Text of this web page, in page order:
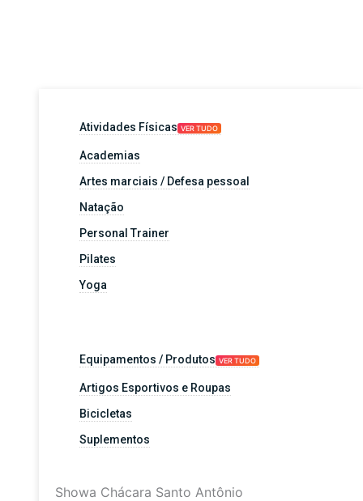
Atividades Físicas VER TUDO
Academias
Artes marciais / Defesa pessoal
Natação
Personal Trainer
Pilates
Yoga
Equipamentos / Produtos VER TUDO
Artigos Esportivos e Roupas
Bicicletas
Suplementos
Showa Chácara Santo Antônio